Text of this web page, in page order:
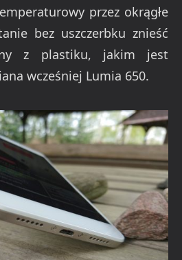
przez okrągłe
bez uszczerbku znieść
z plastiku, jakim jest
wcześniej Lumia 650.